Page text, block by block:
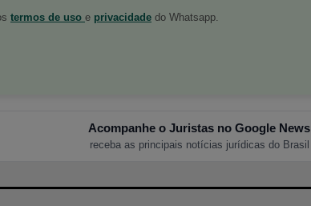
termos de uso e privacidade do Whatsapp.
Acompanhe o Juristas no Google News
receba as principais notícias jurídicas do Brasil